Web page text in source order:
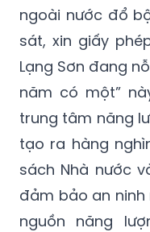
ngoài nước đổ
sát, xin giấy
Lạng Sơn đang
năm có một”
trung tâm năng
tạo ra hàng
sách Nhà nước
đảm bảo an
nguồn năng